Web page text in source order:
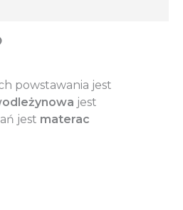
powstawania jest
jest
jest materac